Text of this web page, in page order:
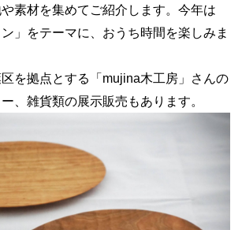
素材を集めてご紹介します。今年は
ン」をテーマに、おうち時間を楽しみま
を拠点とする「mujina木工房」さんの
、雑貨類の展示販売もあります。